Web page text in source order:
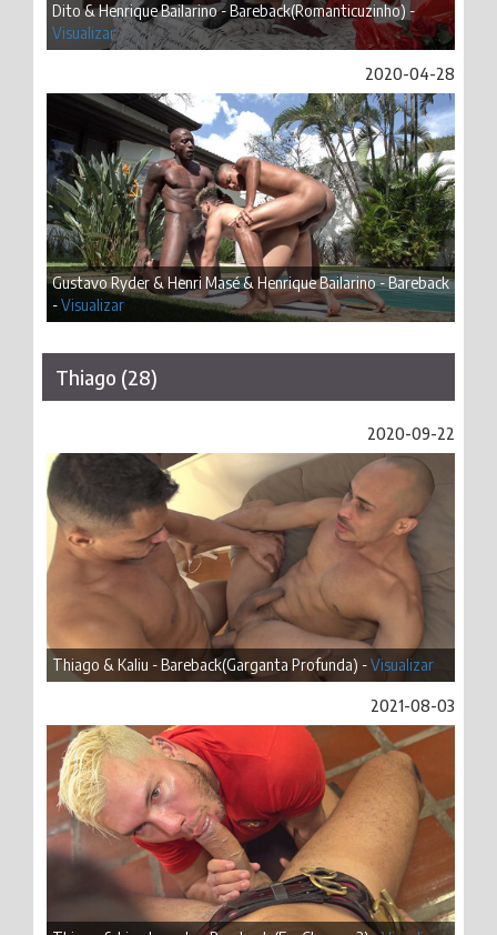
Dito & Henrique Bailarino - Bareback(Romanticuzinho) -
Visualizar
2020-04-28
Gustavo Ryder & Henri Masé & Henrique Bailarino - Bareback
-Visualizar
Thiago (28)
2020-09-22
Thiago & Kaliu - Bareback(Garganta Profunda) -Visualizar
2021-08-03